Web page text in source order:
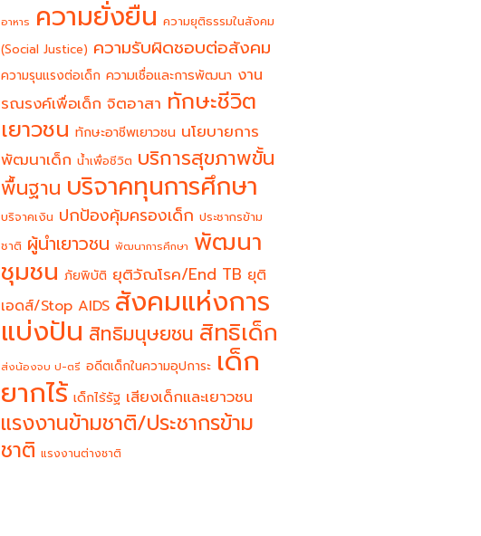
อาหาร ความยั่งยืน ความยุติธรรมในสังคม
(Social Justice) ความรับผิดชอบต่อสังคม
ความรุนแรงต่อเด็ก ความเชื่อและการพัฒนา งาน
รณรงค์เพื่อเด็ก จิตอาสา ทักษะชีวิต
เยาวชน ทักษะอาชีพเยาวชน นโยบายการ
พัฒนาเด็ก น้ำเพื่อชีวิต บริการสุขภาพขั้น
พื้นฐาน บริจาคทุนการศึกษา
บริจาคเงิน ปกป้องคุ้มครองเด็ก ประชากรข้าม
ชาติ ผู้นำเยาวชน พัฒนาการศึกษา พัฒนา
ชุมชน ภัยพิบัติ ยุติวัณโรค/End TB ยุติ
เอดส์/Stop AIDS สังคมแห่งการ
แบ่งปัน สิทธิมนุษยชน สิทธิเด็ก
ส่งน้องจบ ป-ตรี อดีตเด็กในความอุปการะ เด็ก
ยากไร้ เด็กไร้รัฐ เสียงเด็กและเยาวชน
แรงงานข้ามชาติ/ประชากรข้าม
ชาติ แรงงานต่างชาติ